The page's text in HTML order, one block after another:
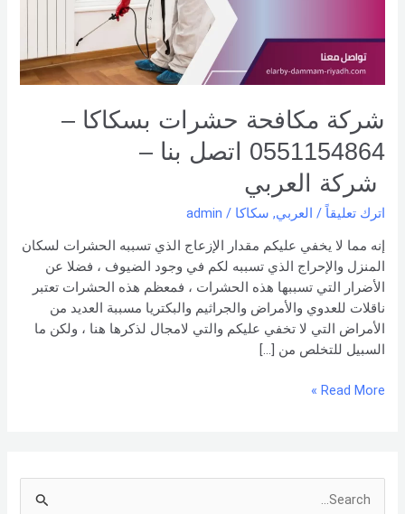
شركة مكافحة حشرات بسكاكا –
0551154864 اتصل بنا –
شركة العربي
اترك تعليقاً / العربي, سكاكا /
admin
إنه مما لا يخفي عليكم مقدار الإزعاج الذي تسببه الحشرات لسكان
المنزل والإحراج الذي تسببه لكم في وجود الضيوف ، فضلا عن
الأضرار التي تسببها هذه الحشرات ، فمعظم هذه الحشرات تعتبر
ناقلات للعدوي والأمراض والجراثيم والبكتريا مسببة العديد من
الأمراض التي لا تخفي عليكم والتي لامجال لذكرها هنا ، ولكن ما
السبيل للتخلص من […]
شركة العربي
Read More »